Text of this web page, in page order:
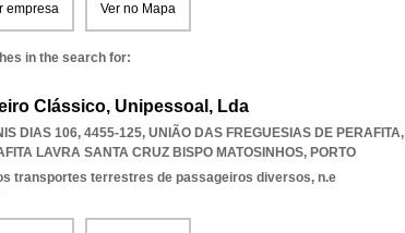
empresa Ver no Mapa
in the search for:
Clássico, Unipessoal, Lda
DIAS 106, 4455-125, UNIÃO DAS FREGUESIAS DE PERAFITA,
LAVRA SANTA CRUZ BISPO MATOSINHOS, PORTO
transportes terrestres de passageiros diversos, n.e